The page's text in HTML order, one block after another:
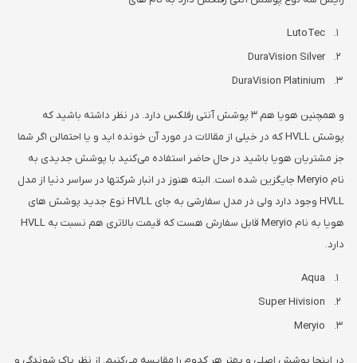
LutoTec
DuraVision Silver
DuraVision Platinium
و همچنین هویا هم 3 پوشش آنتی رفلکس دارد. در نظر داشته باشید که
پوشش HVLL که در خیلی از مقالات در مورد آن خونده اید و یا احتمالن اگر شما
جز مشتریان هویا باشید در حال حاضر استفاده می‌کنید با پوشش جدیدی به
نام Meryio جایگزین شده است. البته هنوز در انبار شرکتها در سراسر دنیا از مدل
HVLL وجود دارد ولی در مدل سفارشی به جای HVLL نوع جدید پوشش های
هویا به نام Meryio قابل سفارش هست که قیمت بالاتری هم نسبت به HVLL
دارد.
Aqua
Super Hivision
Meryio